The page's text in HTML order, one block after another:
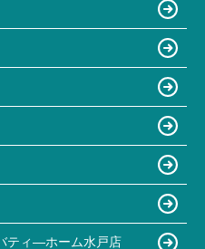
ティ―ホーム水戸店